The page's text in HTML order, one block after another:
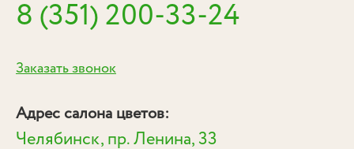
8 (351) 200-33-24
Заказать звонок
Адрес салона цветов:
Челябинск, пр. Ленина, 33